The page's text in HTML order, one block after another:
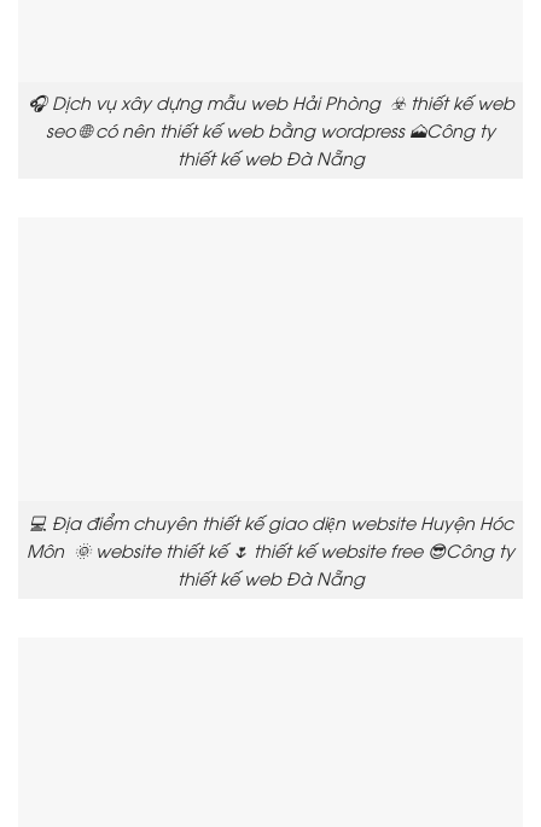
🎧 Dịch vụ xây dựng mẫu web Hải Phòng ☣️ thiết kế web
seo 🌐 có nên thiết kế web bằng wordpress 🗻Công ty
thiết kế web Đà Nẵng
💻 Địa điểm chuyên thiết kế giao diện website Huyện Hóc
Môn 🌞 website thiết kế 🌷 thiết kế website free 😎Công ty
thiết kế web Đà Nẵng